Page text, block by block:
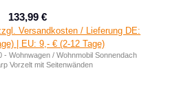
Verkaufspreis:
133,99 €
Versandkosten / Lieferung DE:
| EU: 9,- € (2-12 Tage)
- Wohnwagen / Wohnmobil Sonnendach
Vorzelt mit Seitenwänden